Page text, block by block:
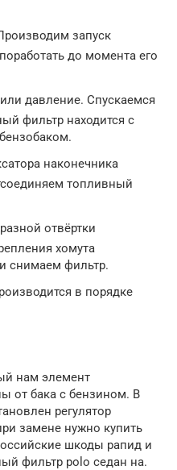
запуск
до момента его
давление. Спускаемся
фильтр находится с
наконечника
топливный
отвёртки
хомута
снимаем фильтр.
в порядке
нам элемент
от бака с бензином. В
регулятор
замене нужно купить
шкоды рапид и
фильтр polo седан на.